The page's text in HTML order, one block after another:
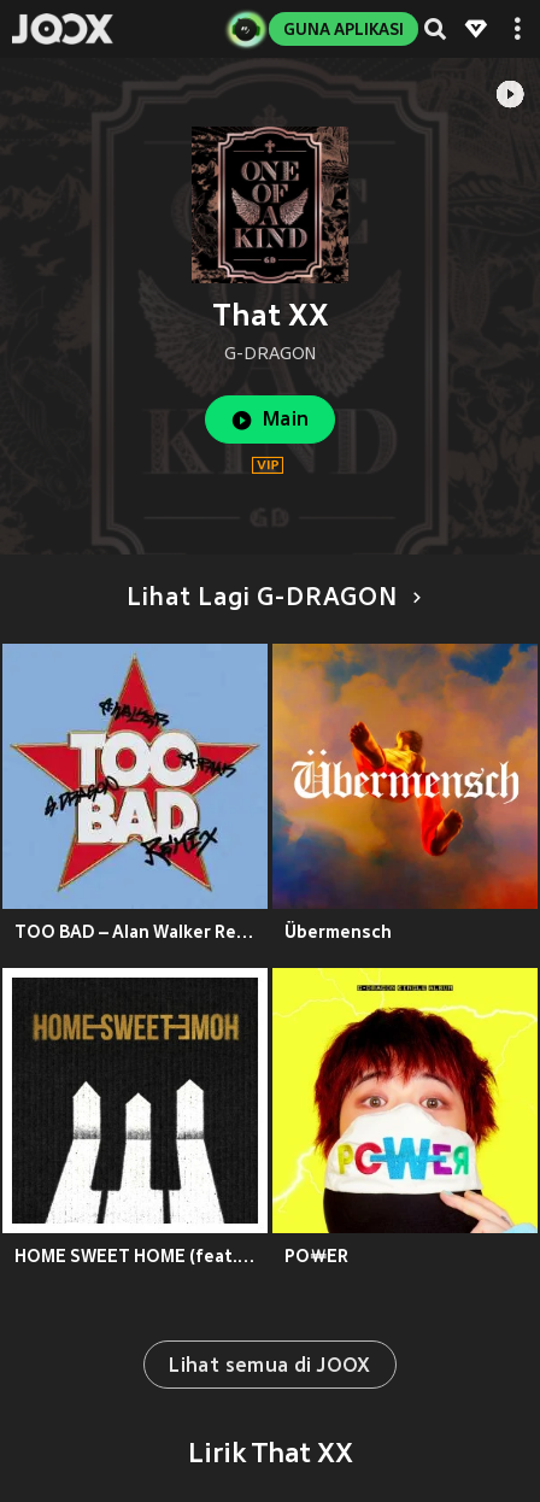
GUNA APLIKASI
That XX
G-DRAGON
Main
Lihat Lagi G-DRAGON
TOO BAD – Alan Walker Remix Übermensch
HOME SWEET HOME (feat. TAEYANG, DAESUNG) PO￦ER
Lihat semua di JOOX
Lirik That XX